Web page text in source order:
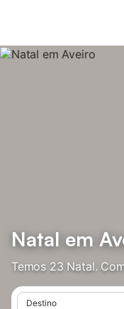
Natal em
Temos 23 Natal.
Destino